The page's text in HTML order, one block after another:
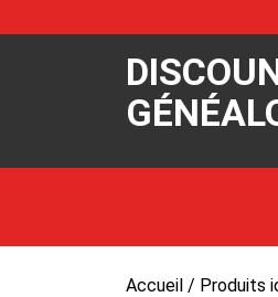
Accueil / Produits